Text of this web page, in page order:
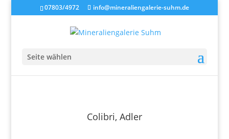
07803/4972 info@mineraliengalerie-suhm.de
Seite wählen
Colibri, Adler